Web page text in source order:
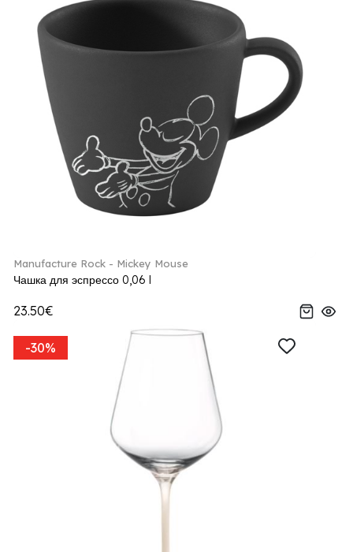
Manufacture Rock - Mickey Mouse
Чашка для эспрессо 0,06 l
23.50€
-30%